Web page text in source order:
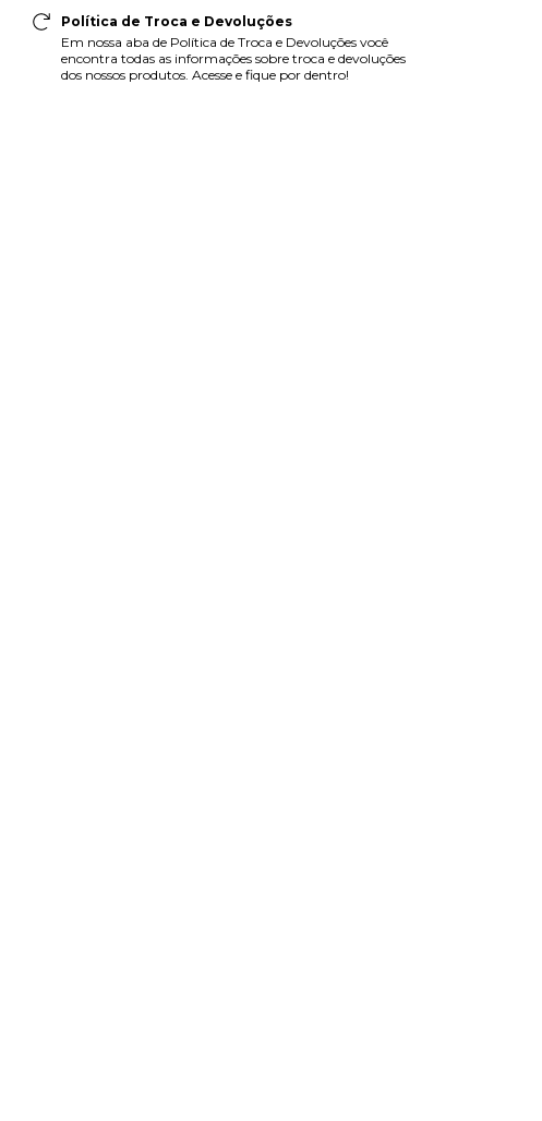
Política de Troca e Devoluções
Em nossa aba de Política de Troca e Devoluções você
encontra todas as informações sobre troca e devoluções
dos nossos produtos. Acesse e fique por dentro!